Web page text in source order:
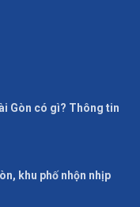
Gòn có gì? Thông tin
khu phố nhộn nhịp